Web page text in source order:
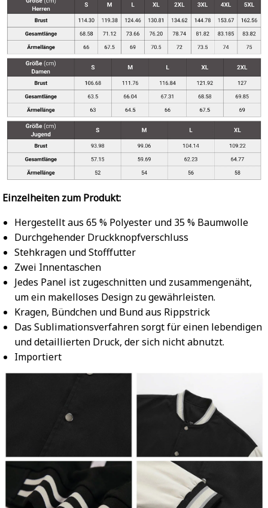
Einzelheiten zum Produkt:
Hergestellt aus 65 % Polyester und 35 % Baumwolle
Durchgehender Druckknopfverschluss
Stehkragen und Stofffutter
Zwei Innentaschen
Jedes Panel ist zugeschnitten und zusammengenäht,
um ein makelloses Design zu gewährleisten.
Kragen, Bündchen und Bund aus Rippstrick
Das Sublimationsverfahren sorgt für einen lebendigen
und detaillierten Druck, der sich nicht abnutzt.
Importiert